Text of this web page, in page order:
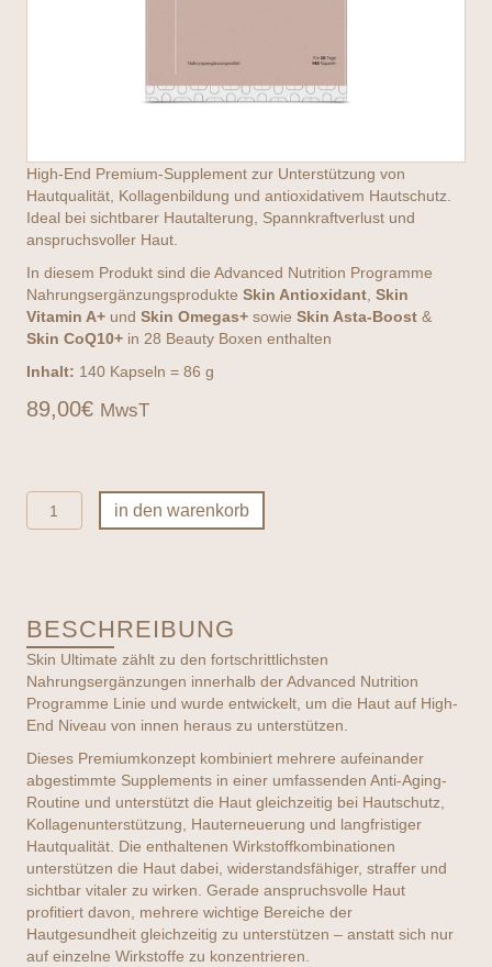
High-End Premium-Supplement zur Unterstützung von
Hautqualität, Kollagenbildung und antioxidativem Hautschutz.
Ideal bei sichtbarer Hautalterung, Spannkraftverlust und
anspruchsvoller Haut.
In diesem Produkt sind die Advanced Nutrition Programme
Nahrungsergänzungsprodukte Skin Antioxidant, Skin
Vitamin A+ und Skin Omegas+ sowie Skin Asta-Boost &
Skin CoQ10+ in 28 Beauty Boxen enthalten
Inhalt: 140 Kapseln = 86 g
89,00€ MwsT
Advanced
Nutrition
Menge
in den warenkorb
BESCHREIBUNG
Skin Ultimate zählt zu den fortschrittlichsten
Nahrungsergänzungen innerhalb der Advanced Nutrition
Programme Linie und wurde entwickelt, um die Haut auf High-
End Niveau von innen heraus zu unterstützen.
Dieses Premiumkonzept kombiniert mehrere aufeinander
abgestimmte Supplements in einer umfassenden Anti-Aging-
Routine und unterstützt die Haut gleichzeitig bei Hautschutz,
Kollagenunterstützung, Hauterneuerung und langfristiger
Hautqualität. Die enthaltenen Wirkstoffkombinationen
unterstützen die Haut dabei, widerstandsfähiger, straffer und
sichtbar vitaler zu wirken. Gerade anspruchsvolle Haut
profitiert davon, mehrere wichtige Bereiche der
Hautgesundheit gleichzeitig zu unterstützen – anstatt sich nur
auf einzelne Wirkstoffe zu konzentrieren.